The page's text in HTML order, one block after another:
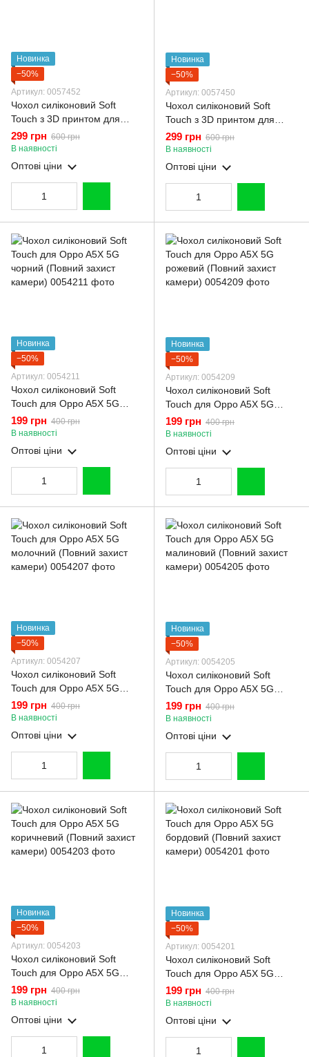
Новинка
−50%
Артикул: 0057452
Чохол силіконовий Soft
Touch з 3D принтом для
Oppo A5X 5G коричневий
(Повний захист камери)
299 грн 600 грн
В наявності
Оптові ціни
Новинка
−50%
Артикул: 0057450
Чохол силіконовий Soft
Touch з 3D принтом для
Oppo A5X 5G бордовий
(Повний захист камери)
299 грн 600 грн
В наявності
Оптові ціни
Новинка
−50%
Артикул: 0054211
Чохол силіконовий Soft
Touch для Oppo A5X 5G
чорний (Повний захист
камери)
199 грн 400 грн
В наявності
Оптові ціни
Новинка
−50%
Артикул: 0054209
Чохол силіконовий Soft
Touch для Oppo A5X 5G
рожевий (Повний захист
камери)
199 грн 400 грн
В наявності
Оптові ціни
Новинка
−50%
Артикул: 0054207
Чохол силіконовий Soft
Touch для Oppo A5X 5G
молочний (Повний захист
камери)
199 грн 400 грн
В наявності
Оптові ціни
Новинка
−50%
Артикул: 0054205
Чохол силіконовий Soft
Touch для Oppo A5X 5G
малиновий (Повний захист
камери)
199 грн 400 грн
В наявності
Оптові ціни
Новинка
−50%
Артикул: 0054203
Чохол силіконовий Soft
Touch для Oppo A5X 5G
коричневий (Повний захист
камери)
199 грн 400 грн
В наявності
Оптові ціни
Новинка
−50%
Артикул: 0054201
Чохол силіконовий Soft
Touch для Oppo A5X 5G
бордовий (Повний захист
камери)
199 грн 400 грн
В наявності
Оптові ціни